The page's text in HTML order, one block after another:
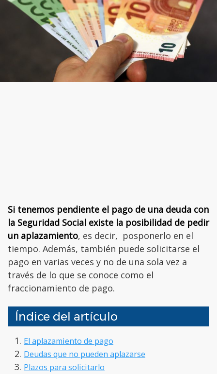
Si tenemos pendiente el pago de una deuda con
la Seguridad Social existe la posibilidad de pedir
un aplazamiento, es decir, posponerlo en el
tiempo. Además, también puede solicitarse el
pago en varias veces y no de una sola vez a
través de lo que se conoce como el
fraccionamiento de pago.
Índice del artículo
El aplazamiento de pago
Deudas que no pueden aplazarse
Plazos para solicitarlo